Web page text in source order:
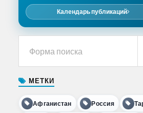
Календарь публикаций
МЕТКИ
Афганистан Россия